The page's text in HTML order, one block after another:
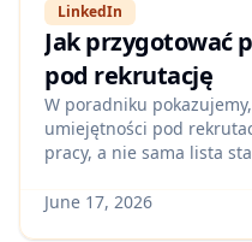
LinkedIn
Jak przygotować
pod rekrutację
W poradniku
umiejętności pod
pracy, a nie sama lista
oraz checklistę, co
June 17, 2026